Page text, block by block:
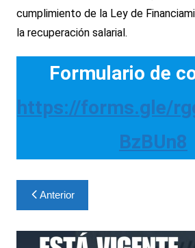
cumplimiento de la Ley de
la recuperación salarial.
Formulario de
https://forms.gle/
BzBUn8
Navegación
de
entradas
Anterior